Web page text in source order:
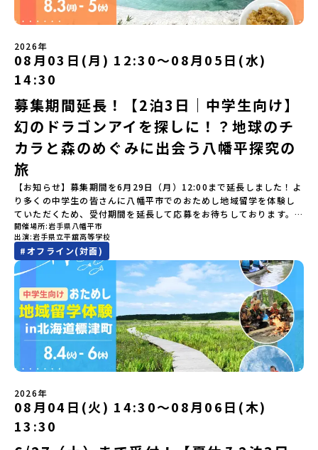
絡日：お支払いいただく旅行代金】・21日目にあたる日以前：無
料・20日目-8日目：20％・7日目-2日目：30％・プログラム開始日
加またはプログラム開始後の解除：100％・催行中止について天候な
どの状況等によって開催を見合わせる可能性があります。その場合
は原則、開催日1週間前までにご連絡いたします。又、最少催行人数
に達しなかった場合は、開催日3週間前までに催行中止の旨をメール
にてご連絡いたします。・よくあるご質問その他、よくあるご質問
についてはこちらをご確認ください。運営団体について＜プログラ
ム主催：一般財団法人地域・教育魅力化プラットフォーム＞「意志
ある若者にあふれる持続可能な地域・社会をつくる」というビジョ
ンを掲げ、2017年3月に島根県に設立した教育事業団体です。日本
全国約200の高校と連携しながら、中学卒業後に地域の枠を越えて生
徒一人ひとりの夢や価値観に合った地域・学校で1〜3年間過ごすこ
とができるシステム「地域みらい留学」をはじめとした、教育事業
や地域活性モデルをつくり続けています。名 称：一般財団法人地
域・教育魅力化プラットフォーム設 立：2017年3月代表者：岩本
悠所在地：〒690-0842 島根県松江市東本町二丁目25-6 みらい
BASE2階 その他所在地公式HP：http://c-platform.or.jp/お問い
合わせ先担当：小川・小原E-mail：info@miratabi.jp「おためし
地域留学体験」のプログラム開催情報を公式LINEにて配信中！ぜひ
ご登録ください♪地域みらい留学公式LINE
ライン配信を行います。知りたい情報のレベルに合わせて、以下の2
つのステップをご活用ください。【STEP 1】全体オンライン説明会
（アーカイブ動画を公開中！）〜まずは「おためし地域留学」を知
りたい方へ〜日本全国20以上の地域から選んで参加できる「おため
し地域留学」の魅力を凝縮したアーカイブ動画をご覧いただけま
す。初めての一人旅への不安や、事務局のサポート体制、安全面に
る]YouTube：https://youtu.be/Yt8nd04aNgA?
si=e5erbspvwz5O8_uF【STEP 2】平取町プログラム説明会〜
「平取町」の内容を具体的に深掘りしたい方へ〜全体説明を聞いた
うえで、「平取町では具体的に何をするの？」「どんな町なの？」
という疑問にお答えする説明会です。平取町ならではの豊かな文化
や、2泊3日のプログラムの中身をたっぷりとお伝えします。日
時： 5月7日(木) 19：00〜19：40内 容： 平取町ってどんなとこ
ろ？、プログラム詳細解説、質疑応答お申し込み：https://c-
mirai.jp/events/002112どちらの説明会でも、お気軽にどうぞ！
「はじめての一人旅だけど大丈夫？」「どんな体験ができるの？」
そんな保護者様の不安や、中学生のみなさんの素朴な疑問にスタッ
フが直接お答えします。チャットでの質問も可能ですので、ぜひご
自宅からリラックスしてご参加ください。▼お申し込み前に必ずご
確認ください・参加規約への同意プログラムへの参加申し込みいた
だく前に、「お申し込みに関する各規約」への同意が必須となりま
す。ご確認ください。・抽選による参加者決定についてお申込みい
ただいた方の中から抽選の上、締め切り日から1週間を目途に、お申
し込み時に記入いただいたメールアドレス宛に「当選／落選メー
ル」をお送りいたします。当選者は、メールに記載された「当選確
認フォーム」に３日以内に回答いただき、確認フォームの提出をも
にご回答いただけない場合は、当選を取り消しとさせていただきま
す。当選取り消しがあった場合は、繰り上げ当選者へご連絡させて
いただきます。登録メールアドレスの変更をご希望の場合は下記の
地域みらい留学公式LINEよりご連絡をお願いします。※受信制限設
定をしていると、通知メールをお受け取りいただけません。その場
定）＜１日目＞（PM）「オリエンテーション・自己紹介ワーク」
「大樹町の自然を満喫」 -先人の知恵と夢を体験「砂金堀」 -川
樹高校見学・寮見学」 -大樹高校の特徴を知る学校体験 -高校生
との対話「大樹町の魅力を体験①」 -大樹町ならではのランチ＆ス
イーツ（PM）「大樹町の魅力を体験②」 -大樹町宇宙交流センタ
ーSORA見学 -モデルロケットを飛ばしてみよう！「みんなで
BBQ」 -さらに仲間や地元の高校生、町の大人たちと交流＜3日目
＞（AM）「3日間の振り返りワーク」 -みんなで振り返り対話「牧
場の舞台裏。フィールドワーク」 -牧場見学・搾乳体験・動物と触
れ合おう「ランチ/お土産タイム」（PM） 14：00頃プログラム終
了-とかち帯広空港には15：00頃に到着予定です。※天候の状況や参
加人数によってプログラムを変更する場合がございます。参加概要
【開催場所】北海道大樹町（たいきちょう）【実施日程】7月28日
(火)〜 7月30日(木)※参加が確定した方には6月19日(金) 18：30～
20：00に「参加者向け事前オンライン研修」をご案内する予定で
す。必ず参加をお願いします。【集合場所・時間】7月28日(火)
13：00 とかち帯広空港※13：00までにとかち帯広空港に到着する
便で手配ください。【解散場所・時間】7月30日(木) 15：00頃 とか
ち帯広空港※16：00以降にとかち帯広空港を出発する便で手配くだ
さい。【対象】中学2年生、中学3年生【宿泊先】大樹町ワーキング
ステイ住宅※1室に複数(同性2～4名程度)で宿泊いただく予定です。
【旅行代金】無料※旅行代金に含まれる費用のうち、以下の内容が
無料となります：・宿泊費（2泊分）・プログラム内のアクティビテ
ィ・体験費用・一部の食事代*以下の費用は参加者のご負担となりま
す・集合場所までの往復交通費・お土産代や自由時間の個人飲食費
などの個人的費用【募集人数】最大10名（お申し込み多数の場合は
抽選の上決定）【参加者決定】お申し込み多数の場合は、締め切り
間】申込期間が延長になりました！5月7日(木)12：00 から 6月4日
(木) 12：00まで疑問も不安もワクワクに変える！「おためし地域留
学」ステップアップ説明会プログラムの内容を詳しく知りたい方
や、お申し込みを迷われている方向けにZoomでのオンライン配信
ために築いた「出水麓（いずみふもと）武家屋敷群」。今も残る約
150軒のお屋敷のほとんどに、今も人が住んでいます。400年前の武
士が歩いた道を、自分の足で歩く。まるで、まち全体がタイムカプ
セル。真っ青な海へダイブ！目の前に広がる八代海（やつしろか
い）は穏やかなリアス式海岸。海に沈む夕日は一生に一度は見てお
きたい景色です。出水工業高校は、「建築科」と「機械電気科」の2
つの学科。金属加工、電気工作、建物のデザインにチャレンジでき
る環境。「高校生ものづくりコンテスト」の木材加工部門で九州大
会2位に輝くなど、先輩たちの実力はホンモノ！この旅では自分の手
でモノをつくる時間を体験。金属を削ったり、電気を組んだり、木
で形をつくったり。プロの機械にさわれる高校で&quot;自分の手
&quot;でモノづくりにチャレンジ。夜には自分だけの「竹灯籠（た
けとうろう）」を作って灯りをともします。真っ青な海に思いっき
りダイブしたり、全国から集まった仲間や地元の高校生、地域の方
たちとワイワイBBQや夕ごはんづくりは一生の思い出になるはず！
ちょっとドキドキするけど、楽しい！に出会う3日間。熱気あふれる
出水市の冒険に飛び込んでみませんか？体験のおすすめポイント体
験プログラム内容（予定）＜1日目＞（PM）「オリエンテーショ
ン・自己紹介ワーク」「みんなで海遊び！」 -心をほぐして、出水
に飛び込む！海を満喫しよう！「みんなで夕食」「1日目の振り返り
会」＜2日目＞（AM）「出水工業高校のオープンスクールに参
加」 -高校見学 -授業体験（PM）「学校のことを深く知る・もの
づくりにチャレンジ！」 -各学科を実際に体験する -ものづくり
にチャレンジ -竹灯籠づくりを創って灯りをともす「みんなで
BBQ」「2日目の振り返り会」＜3日目＞（AM）「3日間の振り返り
ワーク」 -みんなで振り返り対話（PM） 13:00頃 解散（出水駅）
※天候の状況や参加人数によってプログラムを変更する場合がござ
（月）〜 8月5日（水）※参加が確定した方には7月7日(火) 18:30-
20:00に「参加者向け事前オンライン会」をご案内する予定です。必
ず参加をお願いします。【集合場所・時間】出水駅 8月3日(月)
13:30 集合【解散場所・時間】出水駅 8月5日(水) 12:00 解散【対
象】中学生2～3年生【宿泊先】現在調整中※1室に複数名(同性)で宿
2026年
08月03日(月) 12:30〜08月05日(水)
14:30
募集期間延長！【2泊3日｜中学生向け】
幻のドラゴンアイを探しに！？地球のチ
カラと森のめぐみに出会う八幡平探究の
旅
【お知らせ】募集期間を6月29日（月）12:00まで延長しました！よ
り多くの中学生の皆さんに八幡平市でのおためし地域留学を体験し
ていただくため、受付期間を延長して応募をお待ちしております。
「申し込みのタイミングを逃してしまった」という方も、この機会
にぜひ一歩踏み出してみませんか？※都合により締め切りを早める
場合がございます。お早目にご応募ください！＜体験費・宿泊費が
無料＞緑があふれる大自然の町へ！世界でここでしかできない「自
然×アートの融合体験」や「自然クラフト」を楽しんでみません
か？「大自然や文化体験が好き！興味がある！」「その地域にしか
ない郷土料理を味わってみたい！」「地元以外の暮らしや文化が気
になる。いつか留学してみたい！」そんな中学生のみなさんにおす
すめ！「おためし地域留学体験」は、日本全国約200の高校と連携し
ながら地域の枠を超えて学校生活を送ることができる「地域みらい
留学」をプチ体験できるプログラムです。はじめてでも安心！現地
ではスタッフがしっかりとサポートいたします。今回のフィールド
は「岩手県八幡平市（はちまんたいし）」岩手県八幡平市（はちま
んたいし）は北西部にあり、秋田県との県境にある自然豊かな町で
す。町の約83％は「森林」！標高1,000mを超える山岳地帯や高原
もあり緑が豊かな大自然を感じることができ、新緑、山菜の春、花
の夏、紅葉の秋、スキーや樹氷の冬と四季ごとに美しい景色を見る
開催場所 岩手県八幡平市
出演 岩手県立平舘高等学校
#オフライン(対面)
2026年
08月04日(火) 14:30〜08月06日(木)
13:30